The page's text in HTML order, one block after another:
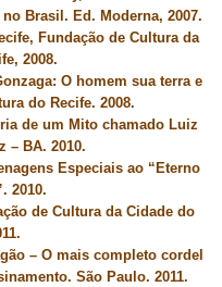
no Brasil. Ed. Moderna, 2007.
Fundação de Cultura da
2008.
O homem sua terra e
do Recife. 2008.
de um Mito chamado Luiz
– BA. 2010.
Especiais ao “Eterno
2010.
de Cultura da Cidade do
– O mais completo cordel
São Paulo. 2011.